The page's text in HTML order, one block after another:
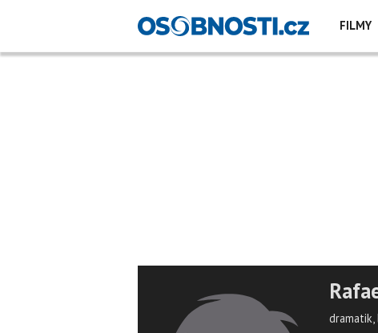
FILMY
dramatik,